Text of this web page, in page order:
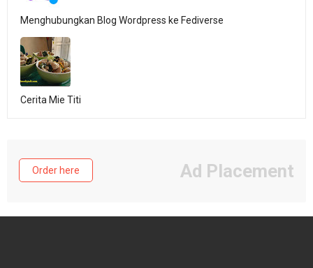
Menghubungkan Blog Wordpress ke Fediverse
Cerita Mie Titi
Order here Ad Placement